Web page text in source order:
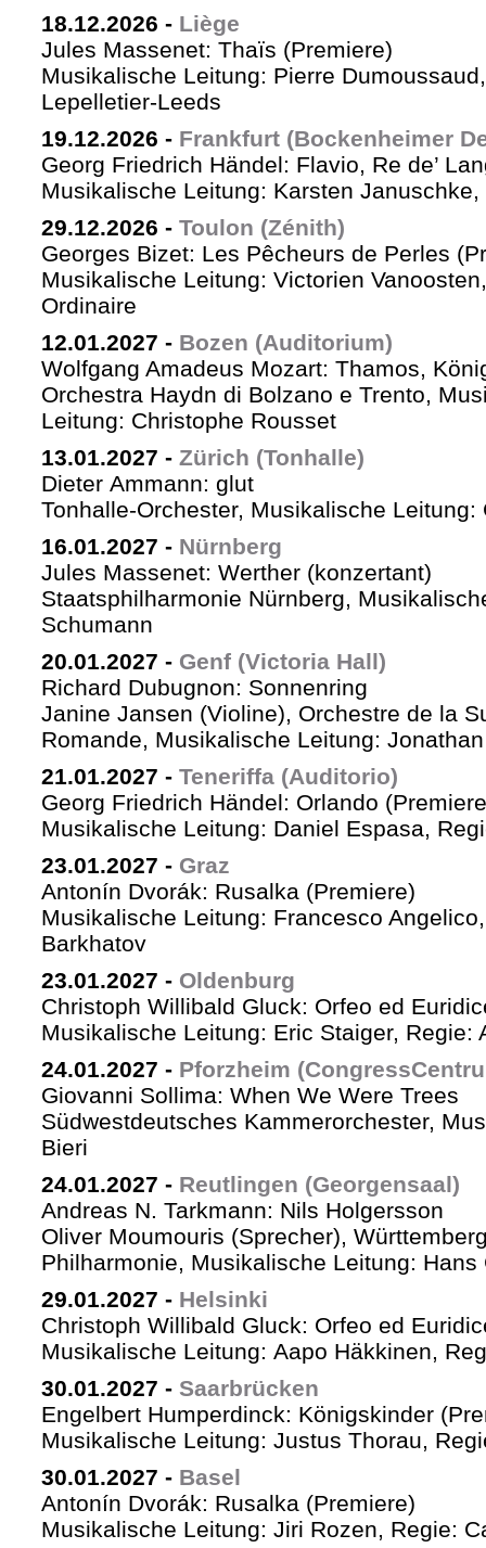
18.12.2026 - Liège
Jules Massenet: Thaïs (Premiere)
Musikalische Leitung: Pierre
Lepelletier-Leeds
19.12.2026 - Frankfurt (Bockenheimer
Georg Friedrich Händel: Flavio, Re de’
Musikalische Leitung: Karsten
29.12.2026 - Toulon (Zénith)
Georges Bizet: Les Pêcheurs de Perles
Musikalische Leitung: Victorien
Ordinaire
12.01.2027 - Bozen (Auditorium)
Wolfgang Amadeus Mozart: Thamos,
Orchestra Haydn di Bolzano e Trento,
Leitung: Christophe Rousset
13.01.2027 - Zürich (Tonhalle)
Dieter Ammann: glut
Tonhalle-Orchester, Musikalische Leitung:
16.01.2027 - Nürnberg
Jules Massenet: Werther (konzertant)
Staatsphilharmonie Nürnberg,
Schumann
20.01.2027 - Genf (Victoria Hall)
Richard Dubugnon: Sonnenring
Janine Jansen (Violine), Orchestre de la
Romande, Musikalische Leitung:
21.01.2027 - Teneriffa (Auditorio)
Georg Friedrich Händel: Orlando
Musikalische Leitung: Daniel Espasa,
23.01.2027 - Graz
Antonín Dvorák: Rusalka (Premiere)
Musikalische Leitung: Francesco
Barkhatov
23.01.2027 - Oldenburg
Christoph Willibald Gluck: Orfeo ed
Musikalische Leitung: Eric Staiger, Regie:
24.01.2027 - Pforzheim
Giovanni Sollima: When We Were Trees
Südwestdeutsches Kammerorchester,
Bieri
24.01.2027 - Reutlingen (Georgensaal)
Andreas N. Tarkmann: Nils Holgersson
Oliver Moumouris (Sprecher),
Philharmonie, Musikalische Leitung: Hans
29.01.2027 - Helsinki
Christoph Willibald Gluck: Orfeo ed
Musikalische Leitung: Aapo Häkkinen,
30.01.2027 - Saarbrücken
Engelbert Humperdinck: Königskinder
Musikalische Leitung: Justus Thorau,
30.01.2027 - Basel
Antonín Dvorák: Rusalka (Premiere)
Musikalische Leitung: Jiri Rozen, Regie: